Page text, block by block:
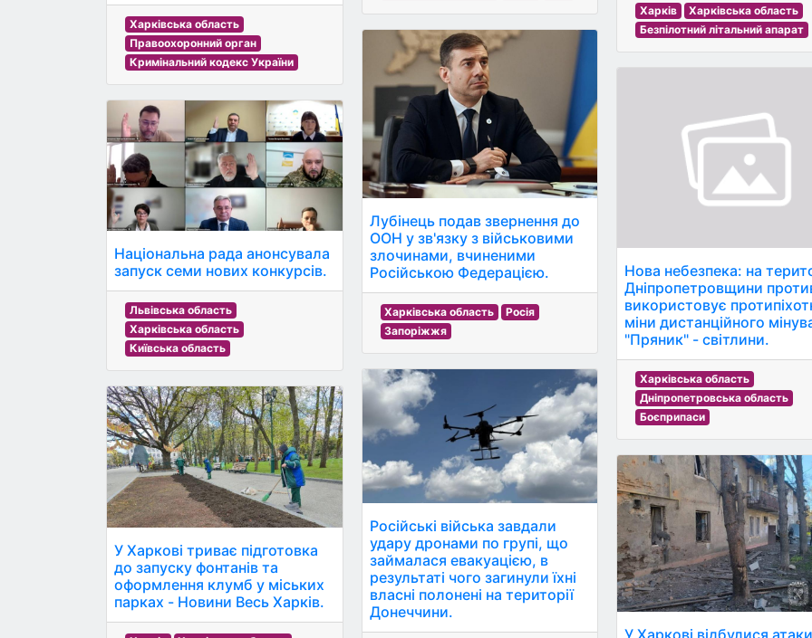
Харківська область
Правоохоронний орган
Кримінальний кодекс України
Національна рада анонсувала
запуск семи нових конкурсів.
Львівська область
Харківська область
Київська область
У Харкові триває підготовка
до запуску фонтанів та
оформлення клумб у міських
парках - Новини Весь Харків.
Лубінець подав звернення до
ООН у зв'язку з військовими
злочинами, вчиненими
Російською Федерацією.
Харківська область
Росія
Запоріжжя
Російські війська завдали
удару дронами по групі, що
займалася евакуацією, в
результаті чого загинули їхні
власні полонені на території
Донеччини.
Харків
Харківська область
Безпілотний літальний апарат
Нова небезпека: на
Дніпропетровщини
використовує
міни дистанційного
"Пряник" - світлини.
Харківська область
Дніпропетровська область
Боєприпаси